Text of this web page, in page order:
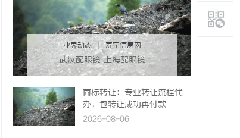
业界动态 | 寿宁信息网
武汉配眼镜 上海配眼镜
商标转让：专业转让流程代
办，包转让成功再付款
2026-08-06